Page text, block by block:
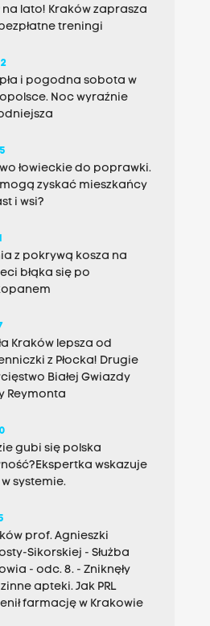
na lato! Kraków zaprasza
treningi
i pogodna sobota w
Noc wyraźnie
łowieckie do poprawki.
zyskać mieszkańcy
i wsi?
z pokrywą kosza na
błąka się po
Kraków lepsza od
z Płocka! Drugie
Białej Gwiazdy
Reymonta
gubi się polska
wskazuje
w systemie.
prof. Agnieszki
Sikorskiej - Służba
- odc. 8. - Zniknęły
apteki. Jak PRL
farmację w Krakowie